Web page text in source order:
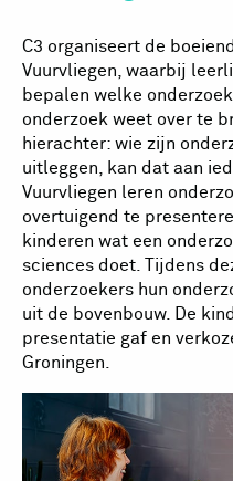
C3 organiseert de
Vuurvliegen, waarbij
bepalen welke
onderzoek weet over te
hierachter: wie zijn
uitleggen, kan dat aan
Vuurvliegen leren
overtuigend te
kinderen wat een
sciences doet. Tijdens
onderzoekers hun
uit de bovenbouw. De
presentatie gaf en
Groningen.